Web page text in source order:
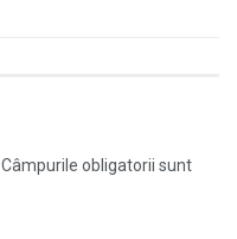
Câmpurile obligatorii sunt